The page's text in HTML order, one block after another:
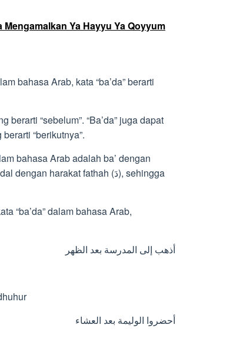
Ya Hayyu Ya Qoyyum
bahasa Arab, kata “ba’da” berarti
berarti “sebelum”. “Ba’da” juga dapat
“berikutnya”.
bahasa Arab adalah ba’ dengan
“ba’da” dalam bahasa Arab,
أذهب إلى المدرسة بعد الظهر
أحضروا الوليمة بعد العشاء